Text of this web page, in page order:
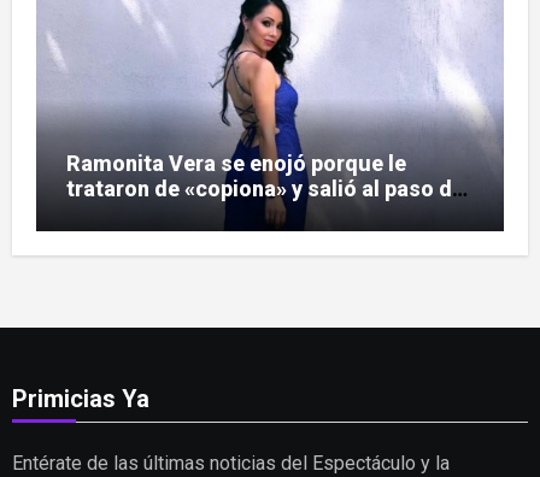
Ramonita Vera se enojó porque le
trataron de «copiona» y salió al paso de
Primicias Ya
Entérate de las últimas noticias del Espectáculo y la